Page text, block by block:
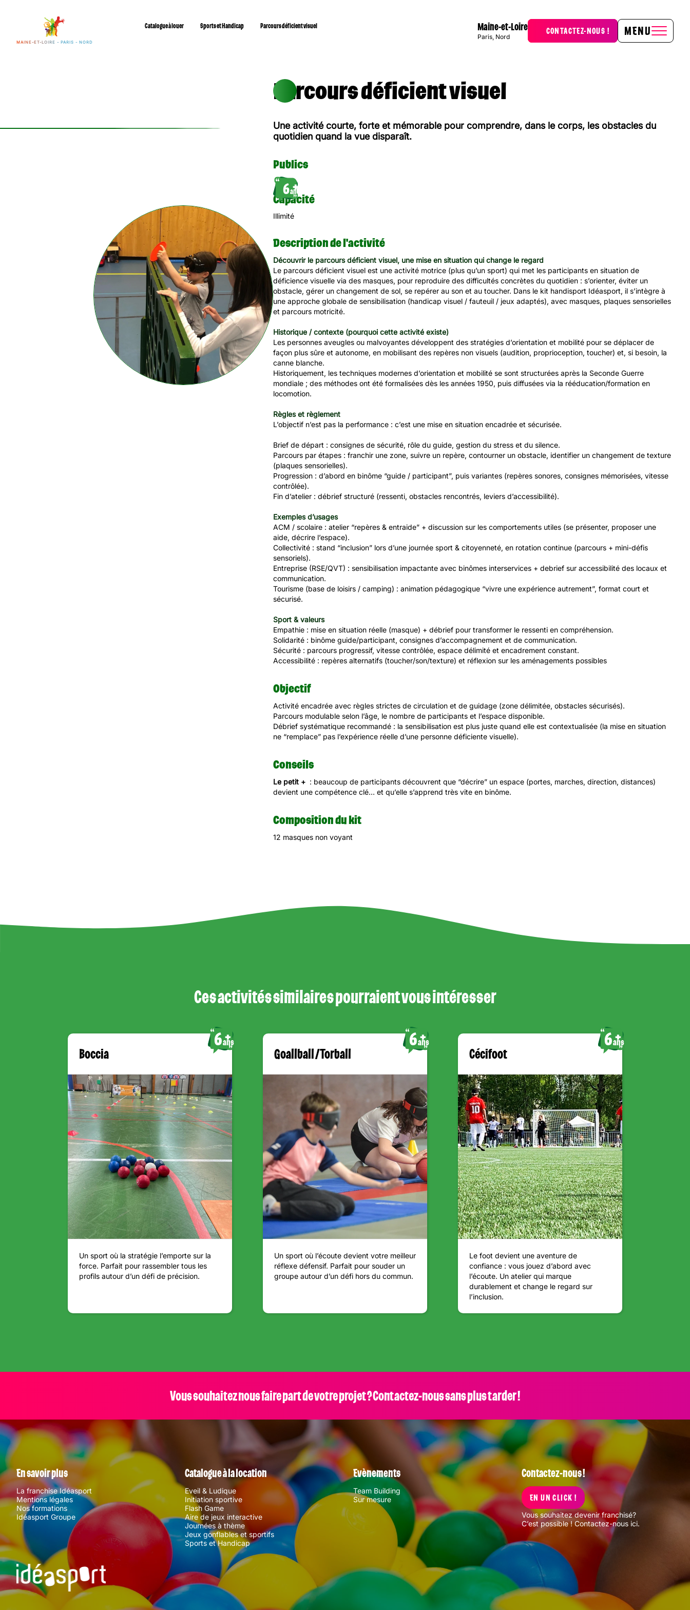
MAINE-ET-LOIRE - PARIS - NORD
Catalogue à louer Sports et Handicap Parcours déficient visuel Maine-et-Loire
Paris, Nord
CONTACTEZ-NOUS ! MENU
Parcours déficient visuel
Une activité courte, forte et mémorable pour comprendre, dans le corps, les obstacles du
quotidien quand la vue disparaît.
Publics
6ans
Capacité
Illimité
Description de l'activité
Découvrir le parcours déficient visuel, une mise en situation qui change le regard
Le parcours déficient visuel est une activité motrice (plus qu’un sport) qui met les participants en situation de
déficience visuelle via des masques, pour reproduire des difficultés concrètes du quotidien : s’orienter, éviter un
obstacle, gérer un changement de sol, se repérer au son et au toucher. Dans le kit handisport Idéasport, il s’intègre à
une approche globale de sensibilisation (handicap visuel / fauteuil / jeux adaptés), avec masques, plaques sensorielles
et parcours motricité.
Historique / contexte (pourquoi cette activité existe)
Les personnes aveugles ou malvoyantes développent des stratégies d’orientation et mobilité pour se déplacer de
façon plus sûre et autonome, en mobilisant des repères non visuels (audition, proprioception, toucher) et, si besoin, la
canne blanche.
Historiquement, les techniques modernes d’orientation et mobilité se sont structurées après la Seconde Guerre
mondiale ; des méthodes ont été formalisées dès les années 1950, puis diffusées via la rééducation/formation en
locomotion.
Règles et règlement
L’objectif n’est pas la performance : c’est une mise en situation encadrée et sécurisée.
Brief de départ : consignes de sécurité, rôle du guide, gestion du stress et du silence.
Parcours par étapes : franchir une zone, suivre un repère, contourner un obstacle, identifier un changement de texture
(plaques sensorielles).
Progression : d’abord en binôme “guide / participant”, puis variantes (repères sonores, consignes mémorisées, vitesse
contrôlée).
Fin d’atelier : débrief structuré (ressenti, obstacles rencontrés, leviers d’accessibilité).
Exemples d’usages
ACM / scolaire : atelier “repères & entraide” + discussion sur les comportements utiles (se présenter, proposer une
aide, décrire l’espace).
Collectivité : stand “inclusion” lors d’une journée sport & citoyenneté, en rotation continue (parcours + mini-défis
sensoriels).
Entreprise (RSE/QVT) : sensibilisation impactante avec binômes interservices + debrief sur accessibilité des locaux et
communication.
Tourisme (base de loisirs / camping) : animation pédagogique “vivre une expérience autrement”, format court et
sécurisé.
Sport & valeurs
Empathie : mise en situation réelle (masque) + débrief pour transformer le ressenti en compréhension.
Solidarité : binôme guide/participant, consignes d’accompagnement et de communication.
Sécurité : parcours progressif, vitesse contrôlée, espace délimité et encadrement constant.
Accessibilité : repères alternatifs (toucher/son/texture) et réflexion sur les aménagements possibles
Objectif
Activité encadrée avec règles strictes de circulation et de guidage (zone délimitée, obstacles sécurisés).
Parcours modulable selon l’âge, le nombre de participants et l’espace disponible.
Débrief systématique recommandé : la sensibilisation est plus juste quand elle est contextualisée (la mise en situation
ne “remplace” pas l’expérience réelle d’une personne déficiente visuelle).
Conseils
Le petit + : beaucoup de participants découvrent que “décrire” un espace (portes, marches, direction, distances)
devient une compétence clé… et qu’elle s’apprend très vite en binôme.
Composition du kit
12 masques non voyant
Ces activités similaires pourraient vous intéresser
Boccia
6ans
Un sport où la stratégie l’emporte sur la
force. Parfait pour rassembler tous les
profils autour d’un défi de précision.
Goallball / Torball
6ans
Un sport où l’écoute devient votre meilleur
réflexe défensif. Parfait pour souder un
groupe autour d’un défi hors du commun.
Cécifoot
6ans
Le foot devient une aventure de
confiance : vous jouez d’abord avec
l’écoute. Un atelier qui marque
durablement et change le regard sur
l’inclusion.
Vous souhaitez nous faire part de votre projet ? Contactez-nous sans plus tarder !
En savoir plus
La franchise Idéasport
Mentions légales
Nos formations
Idéasport Groupe
Catalogue à la location
Eveil & Ludique
Initiation sportive
Flash Game
Aire de jeux interactive
Journées à thème
Jeux gonflables et sportifs
Sports et Handicap
Evènements
Team Building
Sur mesure
Contactez-nous !
EN UN CLICK !
Vous souhaitez devenir franchisé?
C’est possible !Contactez-nous ici.